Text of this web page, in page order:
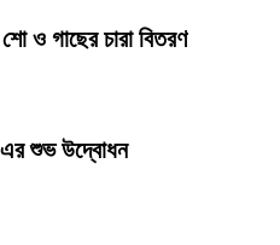
ও গাছের চারা বিতরণ
শুভ উদ্বোধন